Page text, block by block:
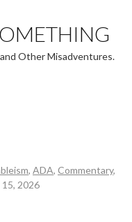
Other Misadventures.
, ADA, Commentary,
2026